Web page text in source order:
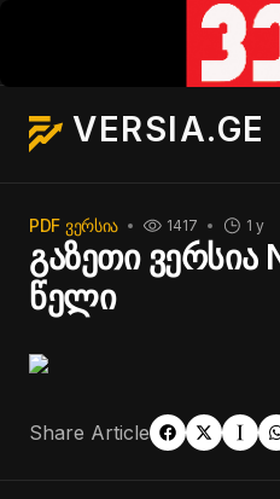
VERSIA.GE
PDF ᲕᲔᲠᲡᲘᲐ 1 y
1417
გაზეთი ვერსია
წელი
Share Article